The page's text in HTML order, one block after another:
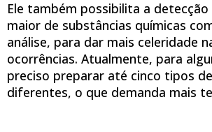
Ele também possibilita a
maior de substâncias químicas
análise, para dar mais celeridade
ocorrências. Atualmente, para
preciso preparar até cinco tipos
diferentes, o que demanda mais